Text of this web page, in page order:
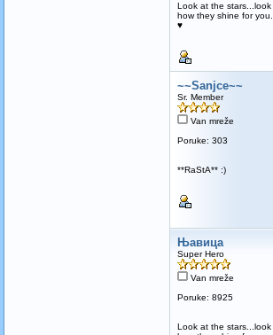
Look at the stars...look
how they shine for you.
♥
~~Sanjce~~
Sr. Member
Van mreže
Poruke: 303
**RaStA** :)
Њавица
Super Hero
Van mreže
Poruke: 8925
Look at the stars...look